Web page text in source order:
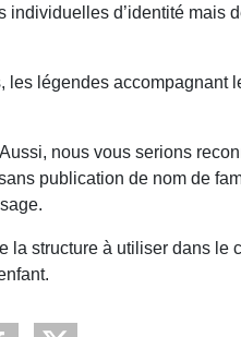
d’identité
légendes
nous vous serions
publication de nom de
structure à utiliser dans le